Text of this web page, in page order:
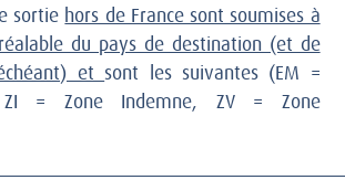
sortie hors de France sont soumises à
du pays de destination (et de
etsont les suivantes (EM =
ZI = Zone Indemne, ZV = Zone